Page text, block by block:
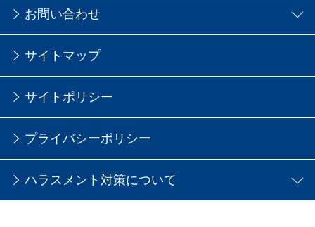
お問い合わせ
サイトマップ
サイトポリシー
プライバシーポリシー
ハラスメント対策について